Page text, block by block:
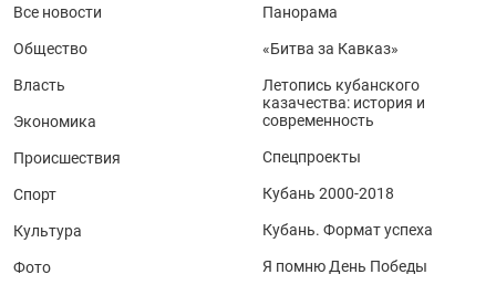
Все новости
Общество
Власть
Экономика
Происшествия
Спорт
Культура
Фото
Панорама
«Битва за Кавказ»
Летопись кубанского
казачества: история и
современность
Спецпроекты
Кубань 2000-2018
Кубань. Формат успеха
Я помню День Победы